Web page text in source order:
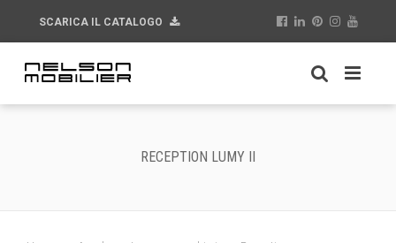
SCARICA IL CATALOGO
RECEPTION LUMY II